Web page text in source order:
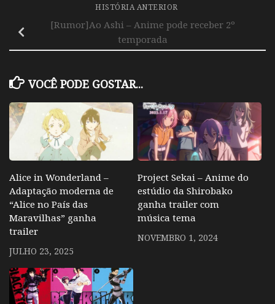
HISTÓRIA ANTERIOR
[Rumor]Ao Ashi – Anime pode receber 2º
temporada
VOCÊ PODE GOSTAR...
Alice in Wonderland –
Adaptação moderna de
“Alice no País das
Maravilhas” ganha
trailer
JULHO 23, 2025
Project Sekai – Anime do
estúdio da Shirobako
ganha trailer com
música tema
NOVEMBRO 1, 2024